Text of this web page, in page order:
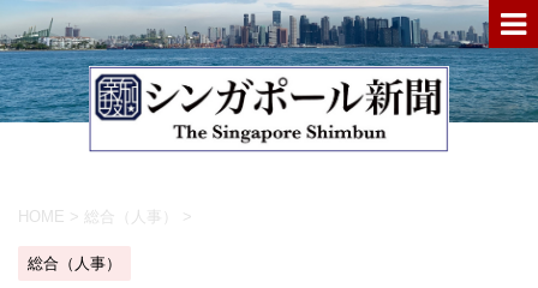
HOME > 総合（人事） >
総合（人事）